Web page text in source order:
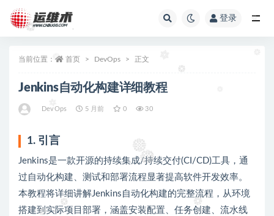
登录
当前位置： 首页 DevOps 正文
Jenkins自动化构建详细教程
DevOps 5 月前 0 30
1. 引言
Jenkins是一款开源的持续集成/持续交付(CI/CD)工具，通
过自动化构建、测试和部署流程显著提高软件开发效率。
本教程将详细讲解Jenkins自动化构建的完整流程，从环境
搭建到实际项目部署，涵盖安装配置、任务创建、流水线